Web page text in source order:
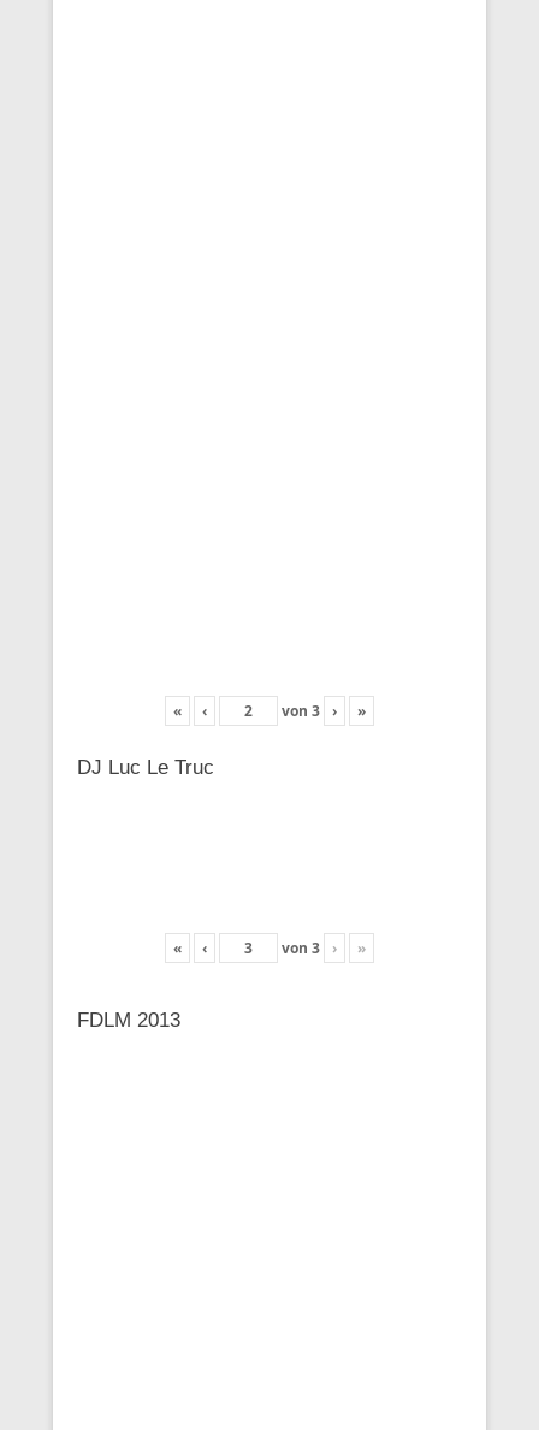
« ‹ von 3 › »
DJ Luc Le Truc
« ‹ von 3 › »
FDLM 2013